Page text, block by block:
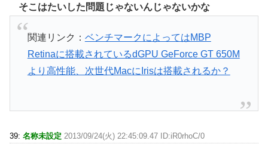
そこはたいした問題じゃないんじゃないかな
関連リンク： ベンチマークによってはMBP
Retinaに搭載されているdGPU GeForce GT 650M
より高性能、次世代MacにIrisは搭載されるか？
39: 名称未設定 2013/09/24(火) 22:45:09.47 ID:iR0rhoC/0